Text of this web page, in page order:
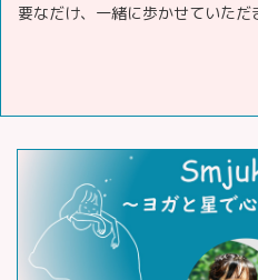
要なだけ、一緒に歩かせていた